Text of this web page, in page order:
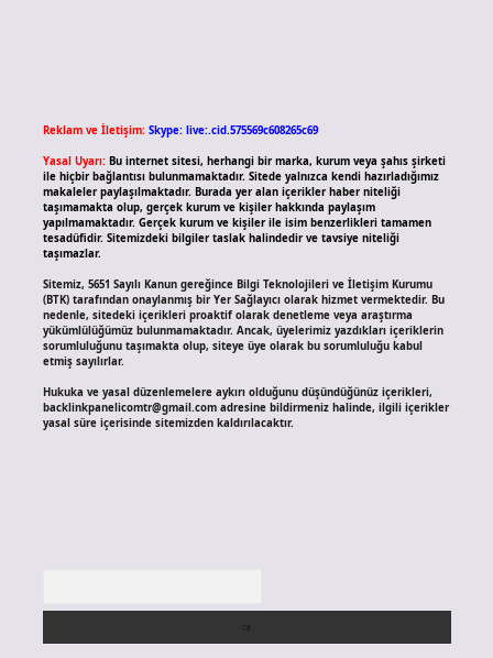
Reklam ve İletişim: Skype: live:.cid.575569c608265c69
Yasal Uyarı: Bu internet sitesi, herhangi bir marka, kurum veya şahıs şirketi
ile hiçbir bağlantısı bulunmamaktadır. Sitede yalnızca kendi hazırladığımız
makaleler paylaşılmaktadır. Burada yer alan içerikler haber niteliği
taşımamakta olup, gerçek kurum ve kişiler hakkında paylaşım
yapılmamaktadır. Gerçek kurum ve kişiler ile isim benzerlikleri tamamen
tesadüfidir. Sitemizdeki bilgiler taslak halindedir ve tavsiye niteliği
taşımazlar.
Sitemiz, 5651 Sayılı Kanun gereğince Bilgi Teknolojileri ve İletişim Kurumu
(BTK) tarafından onaylanmış bir Yer Sağlayıcı olarak hizmet vermektedir. Bu
nedenle, sitedeki içerikleri proaktif olarak denetleme veya araştırma
yükümlülüğümüz bulunmamaktadır. Ancak, üyelerimiz yazdıkları içeriklerin
sorumluluğunu taşımakta olup, siteye üye olarak bu sorumluluğu kabul
etmiş sayılırlar.
Hukuka ve yasal düzenlemelere aykırı olduğunu düşündüğünüz içerikleri,
backlinkpanelicomtr@gmail.comadresine bildirmeniz halinde, ilgili içerikler
yasal süre içerisinde sitemizden kaldırılacaktır.